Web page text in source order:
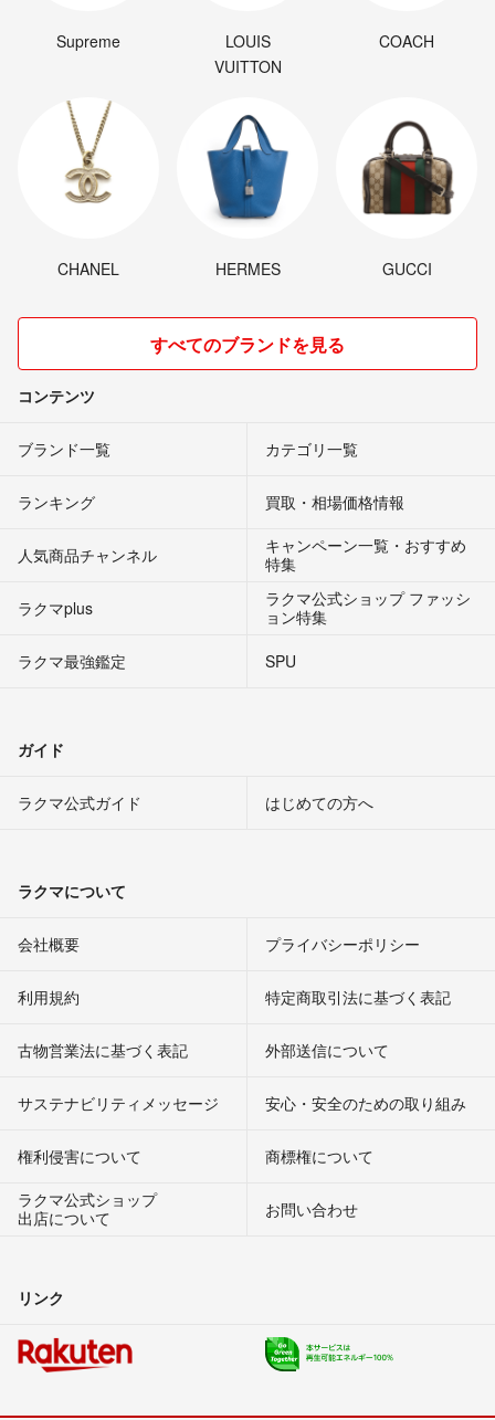
Supreme
LOUIS
VUITTON
COACH
CHANEL HERMES GUCCI
すべてのブランドを見る
コンテンツ
ブランド一覧 カテゴリ一覧
ランキング 買取・相場価格情報
人気商品チャンネル
キャンペーン一覧・おすすめ
特集
ラクマplus
ラクマ公式ショップ ファッシ
ョン特集
ラクマ最強鑑定
SPU
ガイド
ラクマ公式ガイド はじめての方へ
ラクマについて
会社概要 プライバシーポリシー
利用規約 特定商取引法に基づく表記
古物営業法に基づく表記 外部送信について
サステナビリティメッセージ 安心・安全のための取り組み
権利侵害について
商標権について
ラクマ公式ショップ
出店について
お問い合わせ
リンク